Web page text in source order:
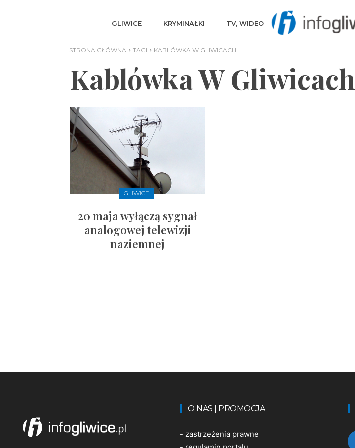
GLIWICE KRYMINAŁKI TV, WIDEO
STRONA GŁÓWNA TAGI KABLÓWKA W GLIWICACH
Kablówka W Gliwicach
GLIWICE
20 maja wyłączą sygnał
analogowej telewizji
naziemnej
O NAS | PROMOCJA
- zastrzeżenia prawne